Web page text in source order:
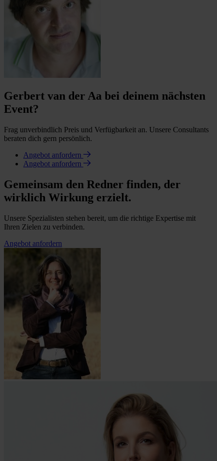
Gerbert van der Aa bei deinem nächsten
Event?
Frag unverbindlich Preis und Verfügbarkeit an. Unsere Consultants
beraten dich gern persönlich.
Angebot anfordern
Angebot anfordern
Gemeinsam den Redner finden, der
wirklich Wirkung erzielt.
Unsere Spezialisten stehen bereit, um die richtige Expertise mit
Ihren Zielen zu verbinden.
Angebot anfordern